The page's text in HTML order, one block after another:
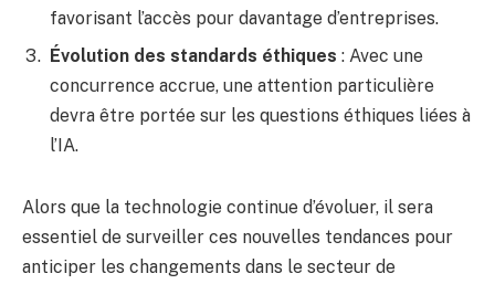
favorisant l’accès pour davantage d’entreprises.
Évolution des standards éthiques : Avec une
concurrence accrue, une attention particulière
devra être portée sur les questions éthiques liées à
l’IA.
Alors que la technologie continue d’évoluer, il sera
essentiel de surveiller ces nouvelles tendances pour
anticiper les changements dans le secteur de